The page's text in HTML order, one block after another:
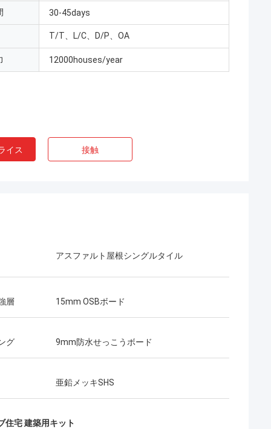
非常に深刻であ
30-45days
T/T、L/C、D/P、OA
12000houses/year
イス 接触
アスファルト屋根シングルタイル
層 15mm OSBボード
グ 9mm防水せっこうボード
亜鉛メッキSHS
住宅 建築用キット